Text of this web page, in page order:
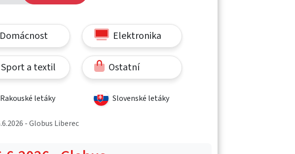
Domácnost Elektronika
Sport a textil Ostatní
Rakouské letáky Slovenské letáky
- Globus Liberec